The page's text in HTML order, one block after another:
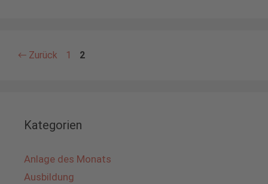
← Zurück Seite
1 Seite
2
Kategorien
Anlage des Monats
Ausbildung